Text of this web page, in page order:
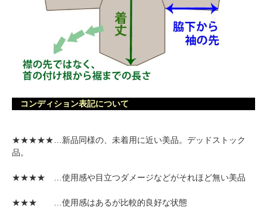
コンディション表記について
★★★★★…新品同様の、未着用に近い美品。デッドストック
品。
★★★★ …使用感や目立つダメージなどがそれほど無い美品
★★★ …使用感はあるが比較的良好な状態